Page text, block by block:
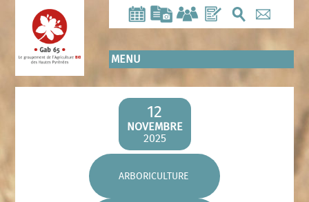
contenu
principal
MENU
12
NOVEMBRE
2025
ARBORICULTURE